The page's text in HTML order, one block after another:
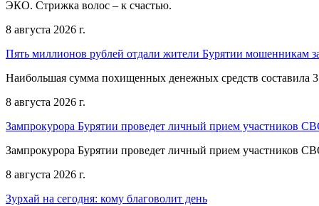
ЭКО. Стрижка волос – к счастью.
8 августа 2026 г.
Пять миллионов рублей отдали жители Бурятии мошенникам
Наибольшая сумма похищенных денежных средств составила
8 августа 2026 г.
Зампрокурора Бурятии проведет личный прием участников
Зампрокурора Бурятии проведет личный прием участников
8 августа 2026 г.
Зурхай на сегодня: кому благоволит день